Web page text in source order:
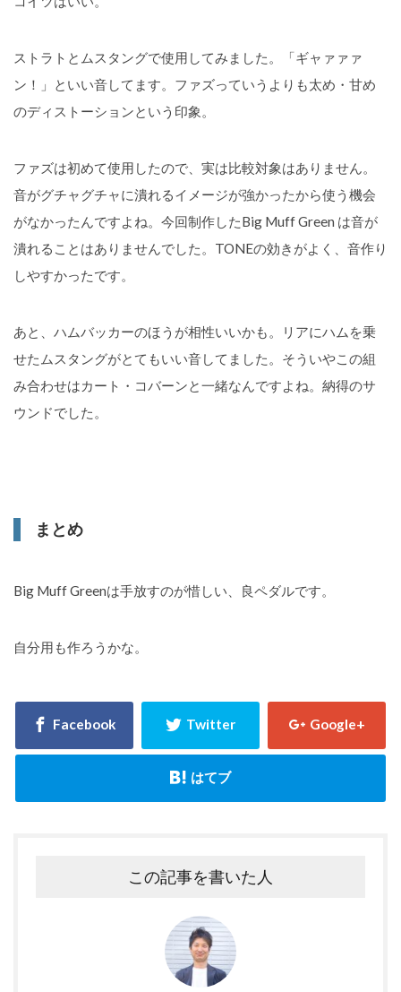
ストラトとムスタングで使用してみました。「ギャァァァ
ン！」といい音してます。ファズっていうよりも太め・甘め
のディストーションという印象。
ファズは初めて使用したので、実は比較対象はありません。
音がグチャグチャに潰れるイメージが強かったから使う機会
がなかったんですよね。今回制作したBig Muff Green は音が
潰れることはありませんでした。TONEの効きがよく、音作り
しやすかったです。
あと、ハムバッカーのほうが相性いいかも。リアにハムを乗
せたムスタングがとてもいい音してました。そういやこの組
み合わせはカート・コバーンと一緒なんですよね。納得のサ
ウンドでした。
まとめ
Big Muff Greenは手放すのが惜しい、良ペダルです。
自分用も作ろうかな。
この記事を書いた人